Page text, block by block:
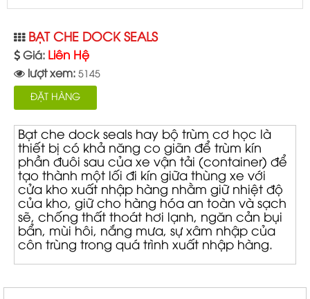
BẠT CHE DOCK SEALS
Giá: Liên Hệ
lượt xem: 5145
ĐẶT HÀNG
Bạt che dock seals hay bộ trùm cơ học là
thiết bị có khả năng co giãn để trùm kín
phần đuôi sau của xe vận tải (container) để
tạo thành một lối đi kín giữa thùng xe với
cửa kho xuất nhập hàng nhằm giữ nhiệt độ
của kho, giữ cho hàng hóa an toàn và sạch
sẽ, chống thất thoát hơi lạnh, ngăn cản bụi
bẩn, mùi hôi, nắng mưa, sự xâm nhập của
côn trùng trong quá trình xuất nhập hàng.